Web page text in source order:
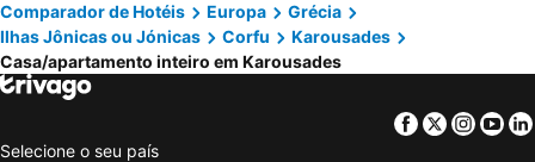
Feakes Apartments
Attractive Villa In Afionas With Private Pool
Theodora Apartments
Rokamare
Ipsos Marias Apartments
Elena Studios & Apts
The Springfield Corner Apartments By Konnect
Comparador de Hotéis Europa
Grécia
Ilhas Jônicas ou Jónicas
Corfu
Karousades
Casa/apartamento inteiro em Karousades
Facebook
Twitter
Selecione o seu país